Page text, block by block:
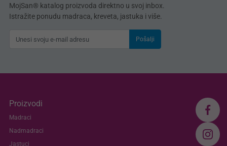
MojSan® katalog proizvoda direktno u svoj inbox.
Istražite ponudu madraca, kreveta, jastuka i više.
Pošalji
Proizvodi
Madraci
Nadmadraci
Jastuci